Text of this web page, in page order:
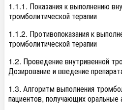
1.1.1. Показания к выполнению
тромболитической терапии
1.1.2. Противопоказания к
тромболитической терапии
1.2. Проведение внутривенной
Дозирование и введение
1.3. Алгоритм выполнения
пациентов, получающих оральные